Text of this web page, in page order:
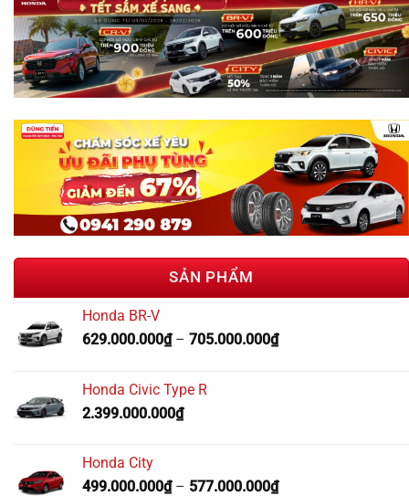
SẢN PHẨM
Honda BR-V
629.000.000₫– 705.000.000₫
Honda Civic Type R
2.399.000.000₫
Honda City
499.000.000₫– 577.000.000₫